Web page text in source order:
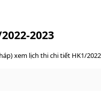
2023
xem lịch thi chi tiết HK1/